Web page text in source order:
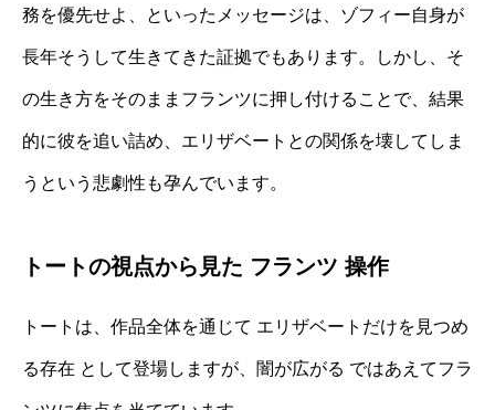
務を優先せよ、といったメッセージは、ゾフィー自身が
長年そうして生きてきた証拠でもあります。しかし、そ
の生き方をそのままフランツに押し付けることで、結果
的に彼を追い詰め、エリザベートとの関係を壊してしま
うという悲劇性も孕んでいます。
トートの視点から見た フランツ 操作
トートは、作品全体を通じて エリザベートだけを見つめ
る存在 として登場しますが、闇が広がる ではあえてフラ